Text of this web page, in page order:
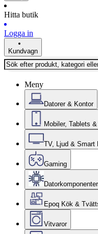
Hitta butik
Logga in
Kundvagn
Meny
Datorer & Kontor
Mobiler, Tablets
TV, Ljud & Smart
Gaming
Datorkomponenter
Epoq Kök &
Vitvaror